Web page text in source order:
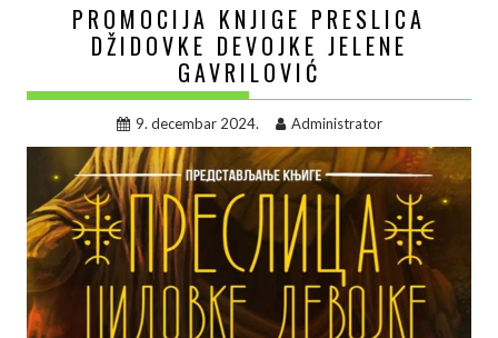
PROMOCIJA KNJIGE PRESLICA
DŽIDOVKE DEVOJKE JELENE
GAVRILOVIĆ
9. decembar 2024. Administrator